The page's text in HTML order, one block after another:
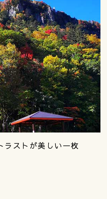
ラストが美しい一枚